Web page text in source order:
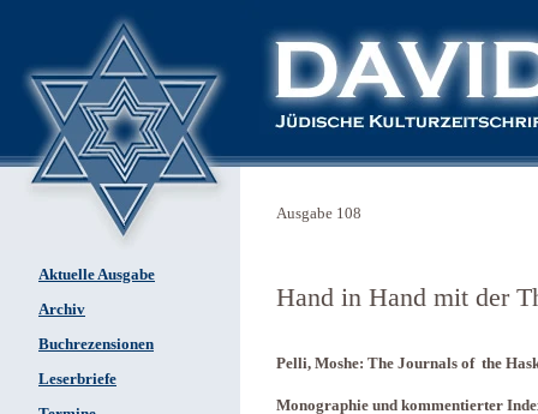
Aktuelle Ausgabe
Archiv
Buchrezensionen
Leserbriefe
Ausgabe 108
Hand in Hand mit der
Pelli, Moshe: The Journals of the
Monographie und kommentierter